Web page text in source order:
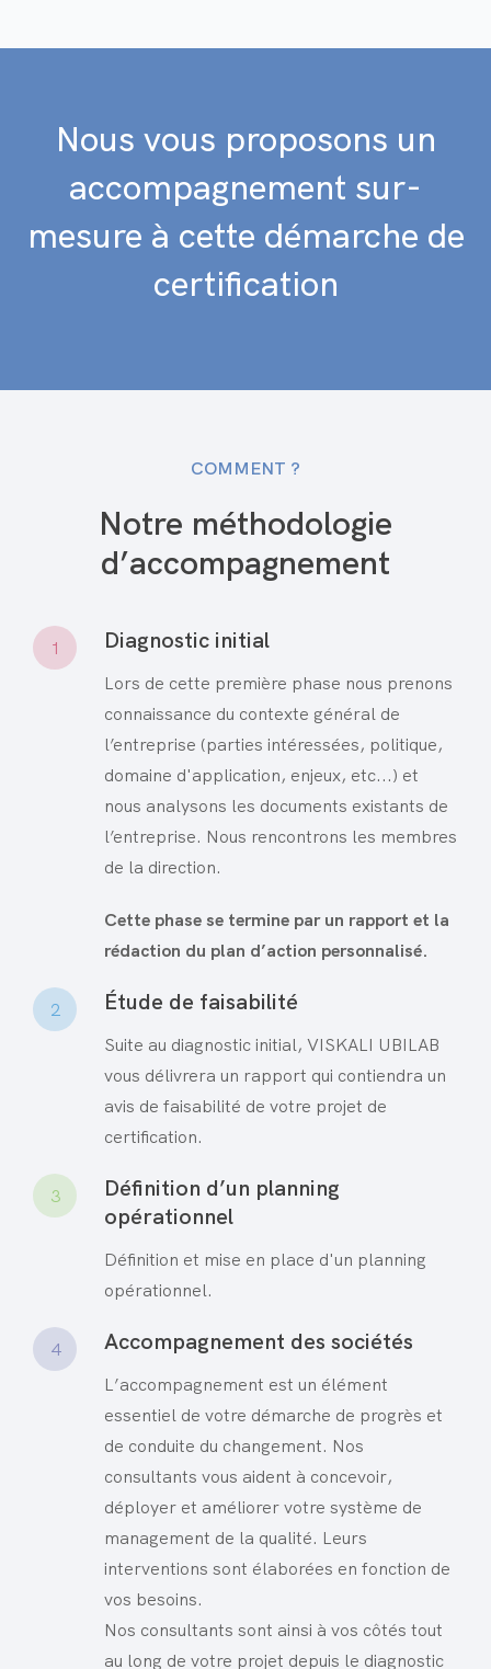
Nous vous proposons un
accompagnement sur-
mesure à cette démarche de
certification
COMMENT ?
Notre méthodologie
d’accompagnement
1 Diagnostic initial
Lors de cette première phase nous prenons
connaissance du contexte général de
l’entreprise (parties intéressées, politique,
domaine d'application, enjeux, etc...) et
nous analysons les documents existants de
l’entreprise. Nous rencontrons les membres
de la direction.
Cette phase se termine par un rapport et la
rédaction du plan d’action personnalisé.
2 Étude de faisabilité
Suite au diagnostic initial, VISKALI UBILAB
vous délivrera un rapport qui contiendra un
avis de faisabilité de votre projet de
certification.
3
Définition d’un planning
opérationnel
Définition et mise en place d'un planning
opérationnel.
4 Accompagnement des sociétés
L’accompagnement est un élément
essentiel de votre démarche de progrès et
de conduite du changement. Nos
consultants vous aident à concevoir,
déployer et améliorer votre système de
management de la qualité. Leurs
interventions sont élaborées en fonction de
vos besoins.
Nos consultants sont ainsi à vos côtés tout
au long de votre projet depuis le diagnostic